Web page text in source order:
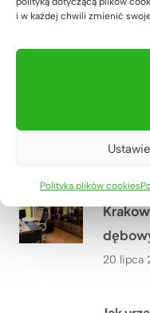
i w każdej chwili zmienić
Polityka plików cookies
22 lipca
w
21 lipca
Co
20 lipca